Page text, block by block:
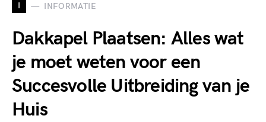
I INFORMATIE
Dakkapel Plaatsen: Alles wat
je moet weten voor een
Succesvolle Uitbreiding van je
Huis